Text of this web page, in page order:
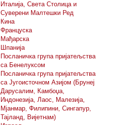
Италија, Светa Столицa и
Суверени Малтешки Ред
Кина
Француска
Мађарска
Шпанија
Посланичка група пријатељства
са Бенелуксом
Посланичка група пријатељства
са Југоисточном Азијом (Брунеј
Дарусалим, Камбоџа,
Индонезија, Лаос, Малезија,
Мјанмар, Филипини, Сингапур,
Тајланд, Вијетнам)